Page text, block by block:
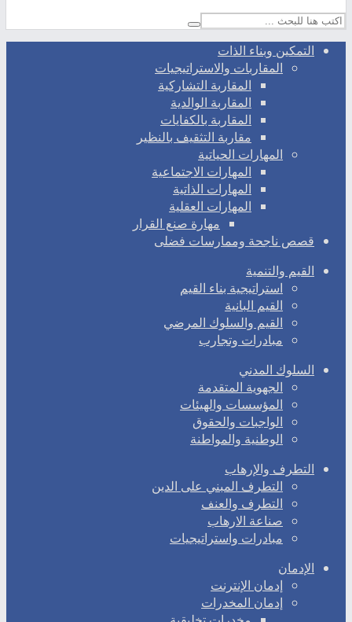
التمكين وبناء الذات
المقاربات والاستراتيجيات
المقاربة التشاركية
المقاربة الوالدية
المقاربة بالكفايات
مقاربة التثقيف بالنظير
المهارات الحياتية
المهارات الاجتماعية
المهارات الذاتية
المهارات العقلية
مهارة صنع القرار
قصص ناجحة وممارسات فضلى
القيم والتنمية
استراتيجية بناء القيم
القيم البانية
القيم والسلوك المرضي
مبادرات وتجارب
السلوك المدني
الجهوية المتقدمة
المؤسسات والهيئات
الواجبات والحقوق
الوطنية والمواطنة
التطرف والإرهاب
التطرف المبني على الدين
التطرف والعنف
صناعة الارهاب
مبادرات واستراتيجيات
الإدمان
إدمان الإنترنت
إدمان المخدرات